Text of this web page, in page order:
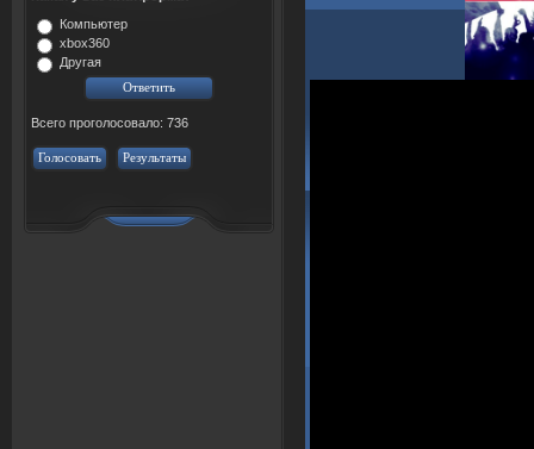
Компьютер
xbox360
Другая
Всего проголосовало: 736
Голосовать Результаты